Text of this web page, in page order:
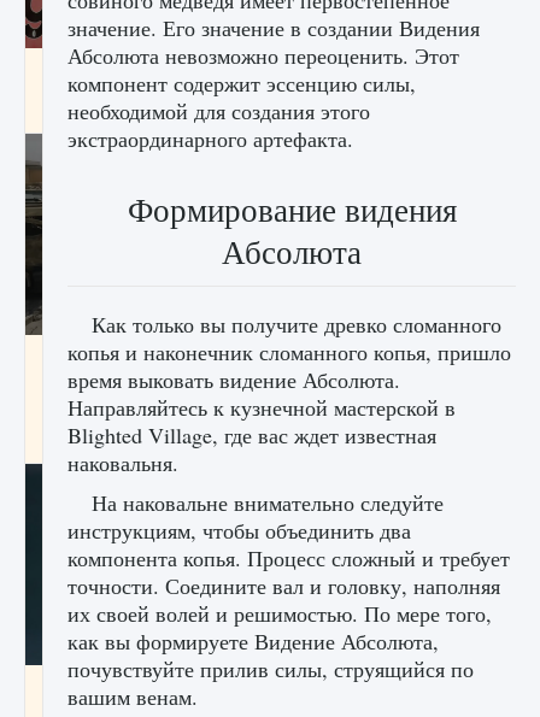
Входят ли «Милан» и «Интер» в EA FC 25
9 августа 2024 2 064 0
Как исправить текстовую ошибку
пользовательского интерфейса Delta
Force Hawk Ops
9 августа 2024 1 945 0 0
Как проверить статус сервера Delta Force
Hawk Ops
значение. Его значение в создании Видения
Абсолюта невозможно переоценить. Этот
компонент содержит эссенцию силы,
необходимой для создания этого
экстраординарного артефакта.
Формирование видения
Абсолюта
Как только вы получите древко сломанного
копья и наконечник сломанного копья, пришло
время выковать видение Абсолюта.
Направляйтесь к кузнечной мастерской в ​​
Blighted Village, где вас ждет известная
наковальня.
На наковальне внимательно следуйте
инструкциям, чтобы объединить два
компонента копья. Процесс сложный и требует
точности. Соедините вал и головку, наполняя
их своей волей и решимостью. По мере того,
как вы формируете Видение Абсолюта,
почувствуйте прилив силы, струящийся по
вашим венам.